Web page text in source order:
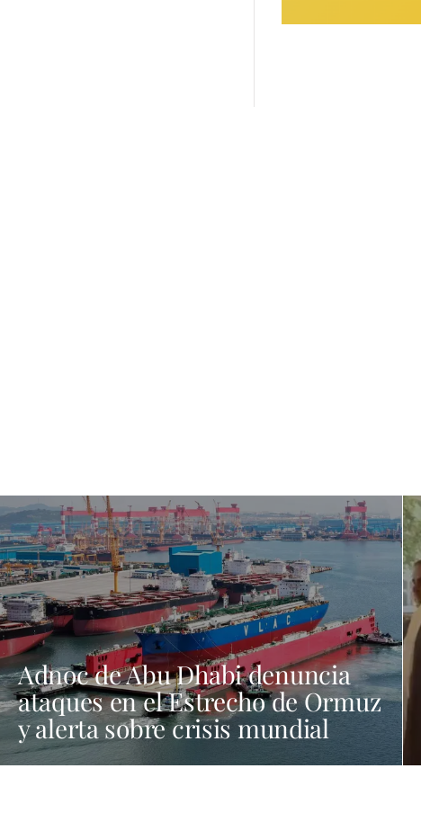
Adnoc de Abu Dhabi denuncia
ataques en el Estrecho de Ormuz
y alerta sobre crisis mundial